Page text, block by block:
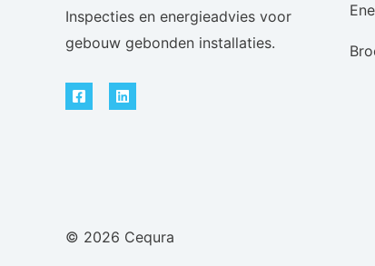
Inspecties en energieadvies voor
gebouw gebonden installaties.
© 2026 Cequra